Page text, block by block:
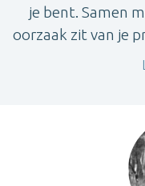
je bent. Samen
oorzaak zit van je